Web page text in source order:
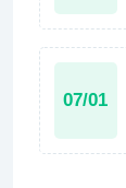
07/01